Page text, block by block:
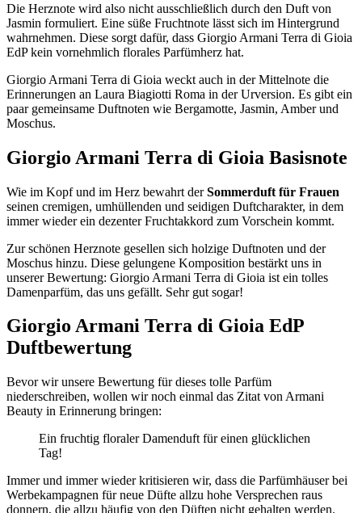
Die Herznote wird also nicht ausschließlich durch den Duft von
Jasmin formuliert. Eine süße Fruchtnote lässt sich im Hintergrund
wahrnehmen. Diese sorgt dafür, dass Giorgio Armani Terra di Gioia
EdP kein vornehmlich florales Parfümherz hat.
Giorgio Armani Terra di Gioia weckt auch in der Mittelnote die
Erinnerungen an Laura Biagiotti Roma in der Urversion. Es gibt ein
paar gemeinsame Duftnoten wie Bergamotte, Jasmin, Amber und
Moschus.
Giorgio Armani Terra di Gioia Basisnote
Wie im Kopf und im Herz bewahrt derSommerduft für Frauen
seinen cremigen, umhüllenden und seidigen Duftcharakter, in dem
immer wieder ein dezenter Fruchtakkord zum Vorschein kommt.
Zur schönen Herznote gesellen sich holzige Duftnoten und der
Moschus hinzu. Diese gelungene Komposition bestärkt uns in
unserer Bewertung: Giorgio Armani Terra di Gioia ist ein tolles
Damenparfüm, das uns gefällt. Sehr gut sogar!
Giorgio Armani Terra di Gioia EdP
Duftbewertung
Bevor wir unsere Bewertung für dieses tolle Parfüm
niederschreiben, wollen wir noch einmal das Zitat von Armani
Beauty in Erinnerung bringen:
Ein fruchtig floraler Damenduft für einen glücklichen
Tag!
Immer und immer wieder kritisieren wir, dass die Parfümhäuser bei
Werbekampagnen für neue Düfte allzu hohe Versprechen raus
donnern, die allzu häufig von den Düften nicht gehalten werden.